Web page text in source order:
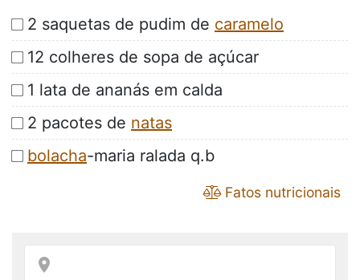
2 saquetas de pudim de caramelo
12 colheres de sopa de açúcar
1 lata de ananás em calda
2 pacotes de natas
bolacha-maria ralada q.b
Fatos nutricionais